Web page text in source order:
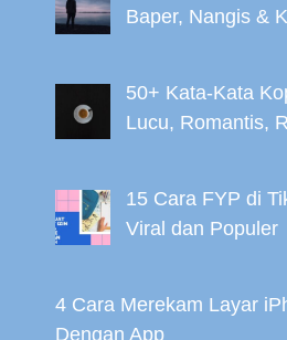
Baper, Nangis &
50+ Kata-Kata
Lucu, Romantis,
15 Cara FYP di
Viral dan Populer
4 Cara Merekam Layar
Dengan App